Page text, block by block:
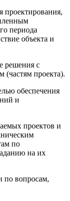
проектирования,
периода
объекта и
решения с
(частям проекта).
обеспечения
и
проектов и
по
на их
по вопросам,